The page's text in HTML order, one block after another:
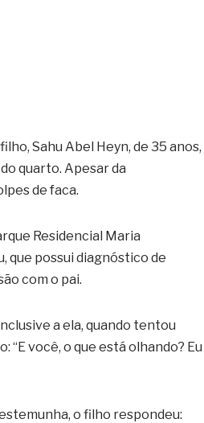
Sahu Abel Heyn, de 35 anos,
quarto. Apesar da
de faca.
Residencial Maria
que possui diagnóstico de
com o pai.
a ela, quando tentou
você, o que está olhando? Eu
o filho respondeu: